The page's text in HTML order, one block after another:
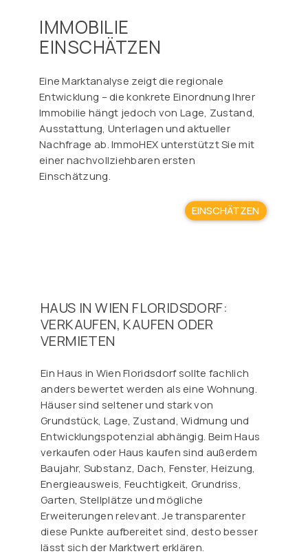
IMMOBILIE
EINSCHÄTZEN
Eine Marktanalyse zeigt die regionale
Entwicklung – die konkrete Einordnung Ihrer
Immobilie hängt jedoch von Lage, Zustand,
Ausstattung, Unterlagen und aktueller
Nachfrage ab. ImmoHEX unterstützt Sie mit
einer nachvollziehbaren ersten
Einschätzung.
EINSCHÄTZEN
HAUS IN WIEN FLORIDSDORF:
VERKAUFEN, KAUFEN ODER
VERMIETEN
Ein Haus in Wien Floridsdorf sollte fachlich
anders bewertet werden als eine Wohnung.
Häuser sind seltener und stark von
Grundstück, Lage, Zustand, Widmung und
Entwicklungspotenzial abhängig. Beim Haus
verkaufen oder Haus kaufen sind außerdem
Baujahr, Substanz, Dach, Fenster, Heizung,
Energieausweis, Feuchtigkeit, Grundriss,
Garten, Stellplätze und mögliche
Erweiterungen relevant. Je transparenter
diese Punkte aufbereitet sind, desto besser
lässt sich der Marktwert erklären.